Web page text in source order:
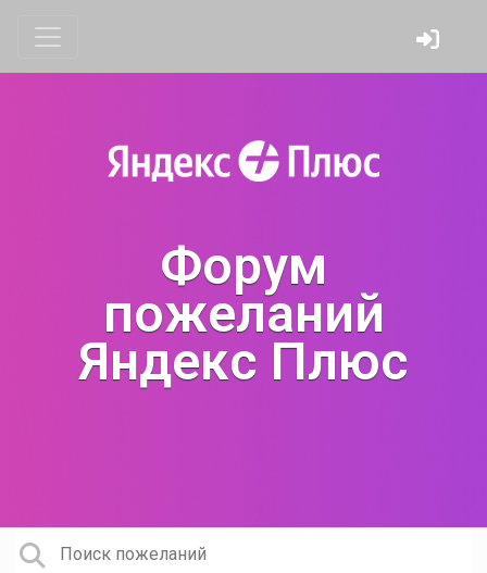
Форум
пожеланий
Яндекс Плюс